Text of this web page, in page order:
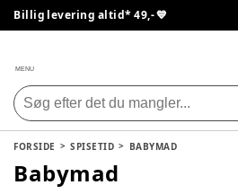
Billig levering altid* 49,- 💙
MENU
FORSIDE SPISETID BABYMAD
Babymad